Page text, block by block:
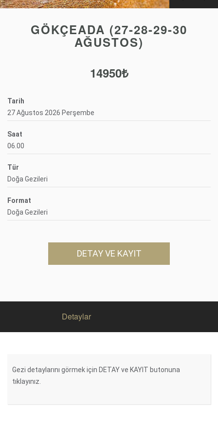
GÖKÇEADA (27-28-29-30
AĞUSTOS)
14950₺
Tarih
27 Ağustos 2026 Perşembe
Saat
06.00
Tür
Doğa Gezileri
Format
Doğa Gezileri
DETAY VE KAYIT
Detaylar
Gezi detaylarını görmek için DETAY ve KAYIT butonuna
tıklayınız.